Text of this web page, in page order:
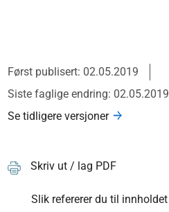
Først publisert: 02.05.2019
Siste faglige endring: 02.05.2019
Se tidligere versjoner
Skriv ut / lag PDF
Slik refererer du til innholdet